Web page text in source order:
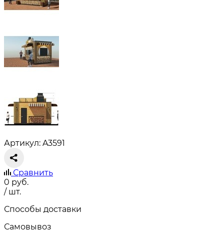
Артикул: A3591
Сравнить
0 руб.
/ шт.
Способы доставки
Самовывоз